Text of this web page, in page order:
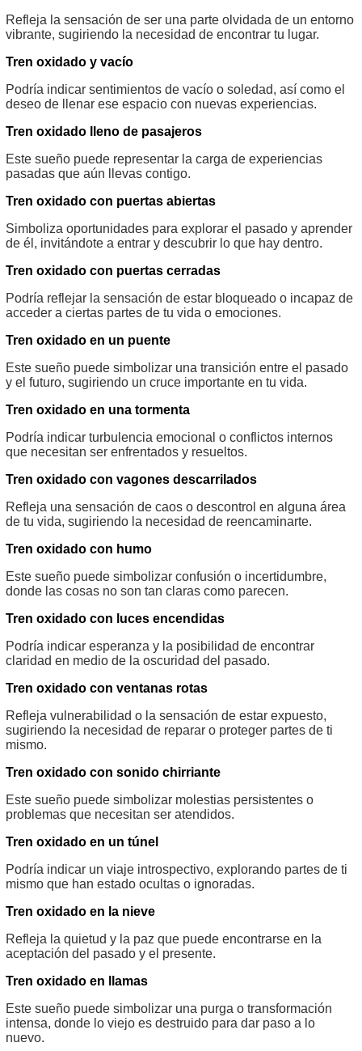
Refleja la sensación de ser una parte olvidada de un entorno
vibrante, sugiriendo la necesidad de encontrar tu lugar.
Tren oxidado y vacío
Podría indicar sentimientos de vacío o soledad, así como el
deseo de llenar ese espacio con nuevas experiencias.
Tren oxidado lleno de pasajeros
Este sueño puede representar la carga de experiencias
pasadas que aún llevas contigo.
Tren oxidado con puertas abiertas
Simboliza oportunidades para explorar el pasado y aprender
de él, invitándote a entrar y descubrir lo que hay dentro.
Tren oxidado con puertas cerradas
Podría reflejar la sensación de estar bloqueado o incapaz de
acceder a ciertas partes de tu vida o emociones.
Tren oxidado en un puente
Este sueño puede simbolizar una transición entre el pasado
y el futuro, sugiriendo un cruce importante en tu vida.
Tren oxidado en una tormenta
Podría indicar turbulencia emocional o conflictos internos
que necesitan ser enfrentados y resueltos.
Tren oxidado con vagones descarrilados
Refleja una sensación de caos o descontrol en alguna área
de tu vida, sugiriendo la necesidad de reencaminarte.
Tren oxidado con humo
Este sueño puede simbolizar confusión o incertidumbre,
donde las cosas no son tan claras como parecen.
Tren oxidado con luces encendidas
Podría indicar esperanza y la posibilidad de encontrar
claridad en medio de la oscuridad del pasado.
Tren oxidado con ventanas rotas
Refleja vulnerabilidad o la sensación de estar expuesto,
sugiriendo la necesidad de reparar o proteger partes de ti
mismo.
Tren oxidado con sonido chirriante
Este sueño puede simbolizar molestias persistentes o
problemas que necesitan ser atendidos.
Tren oxidado en un túnel
Podría indicar un viaje introspectivo, explorando partes de ti
mismo que han estado ocultas o ignoradas.
Tren oxidado en la nieve
Refleja la quietud y la paz que puede encontrarse en la
aceptación del pasado y el presente.
Tren oxidado en llamas
Este sueño puede simbolizar una purga o transformación
intensa, donde lo viejo es destruido para dar paso a lo
nuevo.